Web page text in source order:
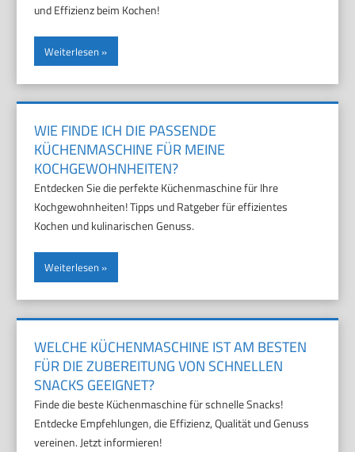
und Effizienz beim Kochen!
Weiterlesen
WIE FINDE ICH DIE PASSENDE
KÜCHENMASCHINE FÜR MEINE
KOCHGEWOHNHEITEN?
Entdecken Sie die perfekte Küchenmaschine für Ihre
Kochgewohnheiten! Tipps und Ratgeber für effizientes
Kochen und kulinarischen Genuss.
Weiterlesen
WELCHE KÜCHENMASCHINE IST AM BESTEN
FÜR DIE ZUBEREITUNG VON SCHNELLEN
SNACKS GEEIGNET?
Finde die beste Küchenmaschine für schnelle Snacks!
Entdecke Empfehlungen, die Effizienz, Qualität und Genuss
vereinen. Jetzt informieren!